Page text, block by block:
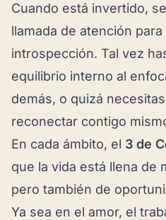
Cuando está invertido,
llamada de atención
introspección. Tal vez
equilibrio interno al
demás, o quizá
reconectar contigo
En cada ámbito, el 3 de
que la vida está llena de
pero también de
Ya sea en el amor, el